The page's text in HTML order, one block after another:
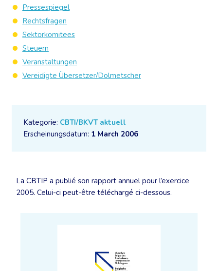
Kategorie: CBTI/BKVT aktuell
Erscheinungsdatum: 1 March 2006
La CBTIP a publié son rapport annuel pour l’exercice
2005. Celui-ci peut-être téléchargé ci-dessous.
Pressespiegel
Rechtsfragen
Sektorkomitees
Steuern
Veranstaltungen
Vereidigte Übersetzer/Dolmetscher